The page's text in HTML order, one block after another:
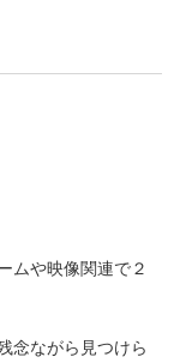
ムや映像関連で２
念ながら見つけら